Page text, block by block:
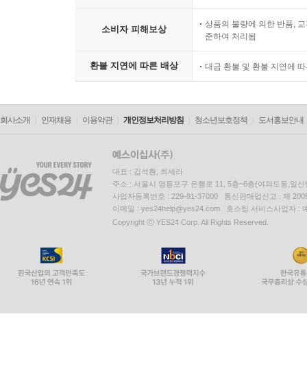
소비자 피해보상
상품의 불량에 의한 반품,
준하여 처리됨
환불 지연에 따른 배상 대금 환불 및 환불 지연에
회사소개 인재채용 이용약관 개인정보처리방침 청소년보호정책 도서홍보안내
대표 : 김석환, 최세라
주소 : 서울시 영등포구 은행로 11, 5층~6층(여의도동,일신
사업자등록번호 : 229-81-37000 통신판매업신고 : 제
이메일 : yes24help@yes24.com 호스팅 서비스사업자 :
Copyright ⓒ YES24 Corp. All Rights Reserved.